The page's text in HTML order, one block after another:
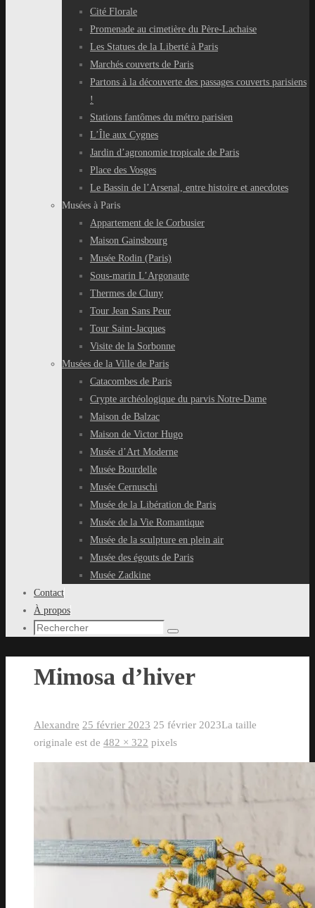
Cité Florale
Promenade au cimetière du Père-Lachaise
Les Statues de la Liberté à Paris
Marchés couverts de Paris
Partons à la découverte des passages couverts parisiens
!
Stations fantômes du métro parisien
L’Île aux Cygnes
Jardin d’agronomie tropicale de Paris
Place des Vosges
Le Bassin de l’Arsenal, entre histoire et anecdotes
Musées à Paris
Appartement de le Corbusier
Maison Gainsbourg
Musée Rodin (Paris)
Sous-marin L’Argonaute
Thermes de Cluny
Tour Jean Sans Peur
Tour Saint-Jacques
Visite de la Sorbonne
Musées de la Ville de Paris
Catacombes de Paris
Crypte archéologique du parvis Notre-Dame
Maison de Balzac
Maison de Victor Hugo
Musée d’Art Moderne
Musée Bourdelle
Musée Cernuschi
Musée de la Libération de Paris
Musée de la Vie Romantique
Musée de la sculpture en plein air
Musée des égouts de Paris
Musée Zadkine
Contact
À propos
Recherche
Rechercher
Mimosa d’hiver
Alexandre 25 février 2023 25 février 2023La taille
originale est de 482 × 322 pixels